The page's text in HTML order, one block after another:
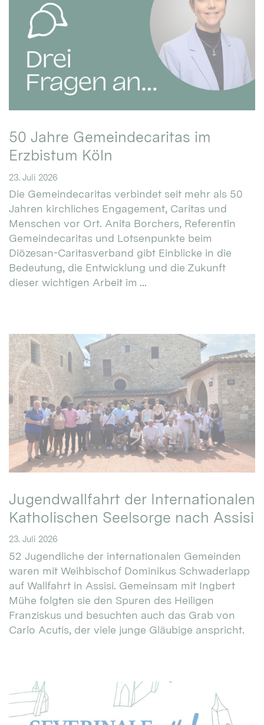
50 Jahre Gemeindecaritas im
Erzbistum Köln
23. Juli 2026
Die Gemeindecaritas verbindet seit mehr als 50
Jahren kirchliches Engagement, Caritas und
Menschen vor Ort. Anita Borchers, Referentin
Gemeindecaritas und Lotsenpunkte beim
Diözesan-Caritasverband gibt Einblicke in die
Bedeutung, die Entwicklung und die Zukunft
dieser wichtigen Arbeit im ...
Jugendwallfahrt der Internationalen
Katholischen Seelsorge nach Assisi
23. Juli 2026
52 Jugendliche der internationalen Gemeinden
waren mit Weihbischof Dominikus Schwaderlapp
auf Wallfahrt in Assisi. Gemeinsam mit Ingbert
Mühe folgten sie den Spuren des Heiligen
Franziskus und besuchten auch das Grab von
Carlo Acutis, der viele junge Gläubige anspricht.